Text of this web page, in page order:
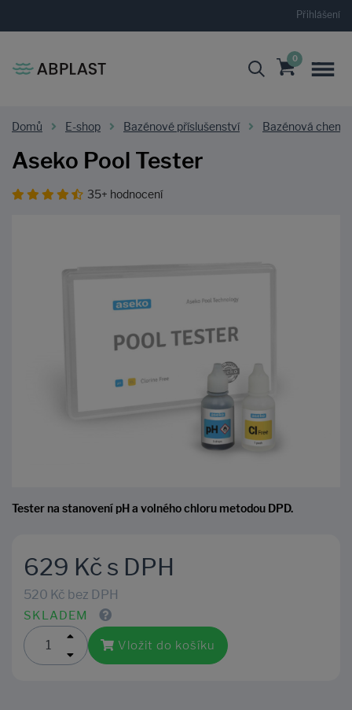
Přihlášení
0
Domů E-shop Bazénové příslušenství Bazénová
Aseko Pool Tester
35+ hodnocení
Tester na stanovení pH a volného chloru metodou DPD.
629 Kč s DPH
520 Kč bez DPH
SKLADEM
Vložit do košíku